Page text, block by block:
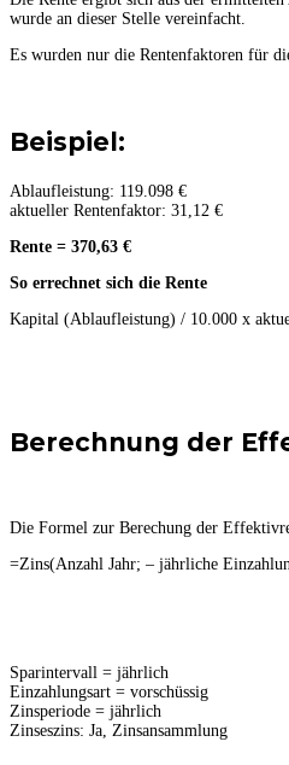
wurde an dieser Stelle vereinfacht.
Es wurden nur die Rentenfaktoren für
Beispiel:
Ablaufleistung: 119.098 €
aktueller Rentenfaktor: 31,12 €
Rente = 370,63 €
So errechnet sich die Rente
Kapital (Ablaufleistung) / 10.000 x
Berechnung der
Die Formel zur Berechung der
=Zins(Anzahl Jahr; – jährliche
Sparintervall = jährlich
Einzahlungsart = vorschüssig
Zinsperiode = jährlich
Zinseszins: Ja, Zinsansammlung